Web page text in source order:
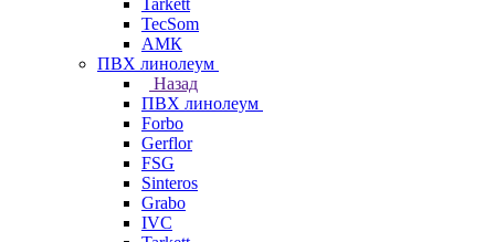
Tarkett
TecSom
АМК
ПВХ линолеум
Назад
ПВХ линолеум
Forbo
Gerflor
FSG
Sinteros
Grabo
IVC